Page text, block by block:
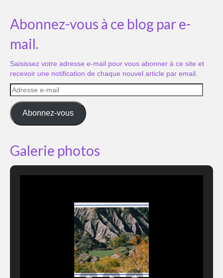
Abonnez-vous à ce blog par e-
mail.
Saisissez votre adresse e-mail pour vous abonner à ce site et
recevoir une notification de chaque nouvel article par email.
Adresse
e-
mail
Abonnez-vous
Galerie photos